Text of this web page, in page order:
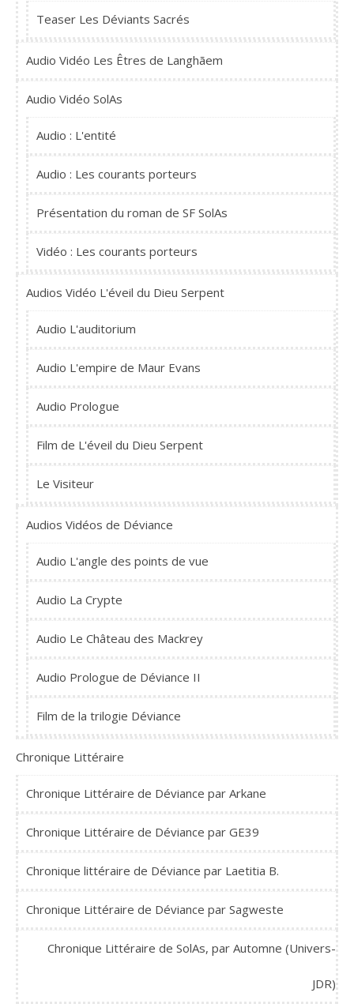
Teaser Les Déviants Sacrés
Audio Vidéo Les Êtres de Langhãem
Audio Vidéo SolAs
Audio : L'entité
Audio : Les courants porteurs
Présentation du roman de SF SolAs
Vidéo : Les courants porteurs
Audios Vidéo L'éveil du Dieu Serpent
Audio L'auditorium
Audio L'empire de Maur Evans
Audio Prologue
Film de L'éveil du Dieu Serpent
Le Visiteur
Audios Vidéos de Déviance
Audio L'angle des points de vue
Audio La Crypte
Audio Le Château des Mackrey
Audio Prologue de Déviance II
Film de la trilogie Déviance
Chronique Littéraire
Chronique Littéraire de Déviance par Arkane
Chronique Littéraire de Déviance par GE39
Chronique littéraire de Déviance par Laetitia B.
Chronique Littéraire de Déviance par Sagweste
Chronique Littéraire de SolAs, par Automne (Univers-
JDR)